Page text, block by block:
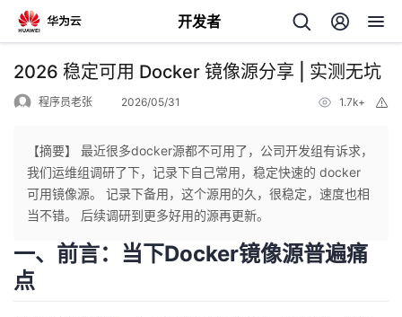
开发者
返
个
人
我
2026 稳定可用 Docker 镜像源分享 | 实测无坑
程序员老张 2026/05/31 1.7k+
【摘要】 最近很多docker源都不可用了，公司开发组有诉求，
我们运维组调研了下，记录下自己常用，稳定快速的 docker
可用镜像源。 记录下备用，这个源用的久，很稳定，速度也相
当不错。 后续调研到更多好用的源再更新。
一、前言：当下Docker镜像源普遍痛
点